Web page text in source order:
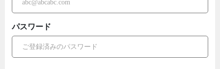
パスワード